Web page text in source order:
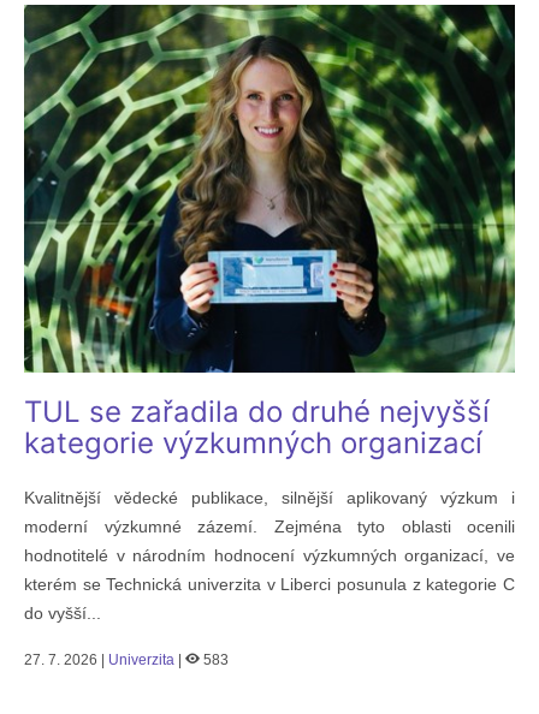
TUL se zařadila do druhé nejvyšší
kategorie výzkumných organizací
Kvalitnější vědecké publikace, silnější aplikovaný výzkum i
moderní výzkumné zázemí. Zejména tyto oblasti ocenili
hodnotitelé v národním hodnocení výzkumných organizací, ve
kterém se Technická univerzita v Liberci posunula z kategorie C
do vyšší...
27. 7. 2026 | Univerzita 583